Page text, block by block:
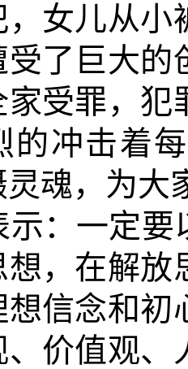
，女儿从小
受了巨大的
家受罪，犯
的冲击着
魂，为大
示：一定
想，在解放
想信念和初
、价值观、